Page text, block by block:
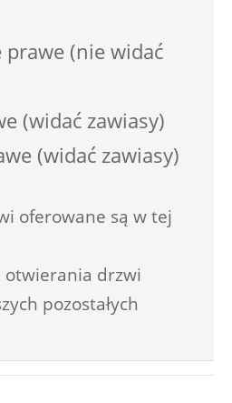
prawe (nie widać
(widać zawiasy)
(widać zawiasy)
oferowane są w tej
otwierania drzwi
pozostałych